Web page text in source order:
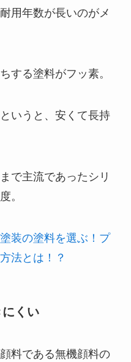
用年数が長いのがメ
する塗料がフッ素。
いうと、安くて長持
で主流であったシリ
。
装の塗料を選ぶ！プ
法とは！？
くい
料である無機顔料の